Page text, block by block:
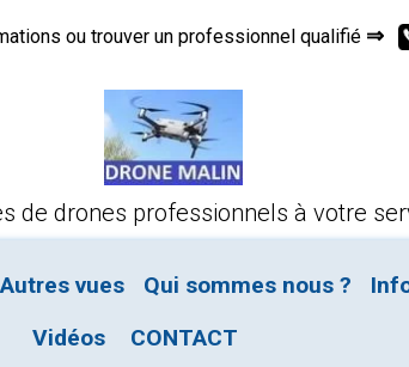
ou trouver un professionnel qualifié ⇒
de drones professionnels à votre
Autres vues Qui sommes nous ?
Vidéos
CONTACT